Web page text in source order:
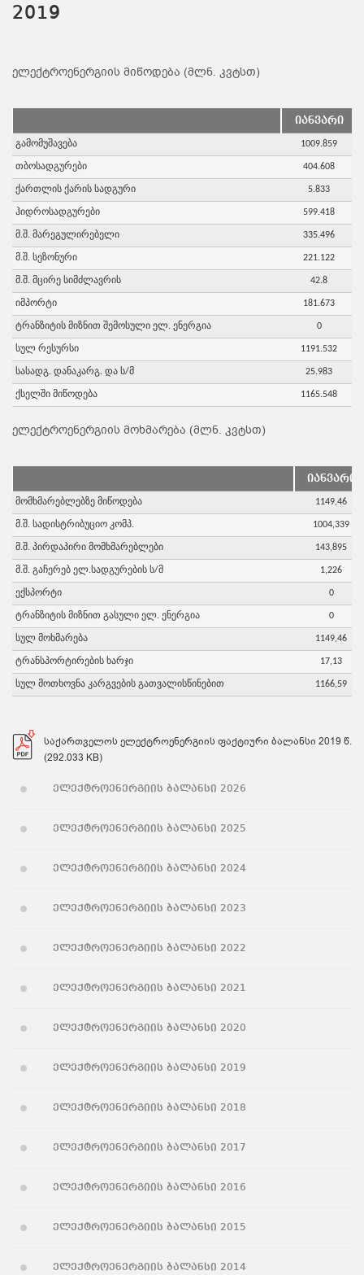
2019
ელექტროენერგიის მიწოდება (მლნ. კვტსთ)
იანვარი
გამომუშავება 1009.859
თბოსადგურები 404.608
ქართლის ქარის სადგური 5.833
ჰიდროსადგურები 599.418
მ.შ. მარეგულირებელი 335.496
მ.შ. სეზონური 221.122
მ.შ. მცირე სიმძლავრის 42.8
იმპორტი 181.673
ტრანზიტის მიზნით შემოსული ელ. ენერგია 0
სულ რესურსი 1191.532
სასადგ. დანაკარგ. და ს/მ 25.983
ქსელში მიწოდება 1165.548
ელექტროენერგიის მოხმარება (მლნ. კვტსთ)
იანვარი
მომხმარებლებზე მიწოდება 1149,46
მ.შ. სადისტრიბუციო კომპ. 1004,339
მ.შ. პირდაპირი მომხმარებლები 143,895
მ.შ. გაჩერებ ელ.სადგურების ს/მ 1,226
ექსპორტი 0
ტრანზიტის მიზნით გასული ელ. ენერგია 0
სულ მოხმარება 1149,46
ტრანსპორტირების ხარჯი 17,13
სულ მოთხოვნა კარგვების გათვალისწინებით 1166,59
საქართველოს ელექტროენერგიის ფაქტიური ბალანსი 2019 წ.
(292.033 KB)
ელექტროენერგიის ბალანსი 2026
ელექტროენერგიის ბალანსი 2025
ელექტროენერგიის ბალანსი 2024
ელექტროენერგიის ბალანსი 2023
ელექტროენერგიის ბალანსი 2022
ელექტროენერგიის ბალანსი 2021
ელექტროენერგიის ბალანსი 2020
ელექტროენერგიის ბალანსი 2019
ელექტროენერგიის ბალანსი 2018
ელექტროენერგიის ბალანსი 2017
ელექტროენერგიის ბალანსი 2016
ელექტროენერგიის ბალანსი 2015
ელექტროენერგიის ბალანსი 2014